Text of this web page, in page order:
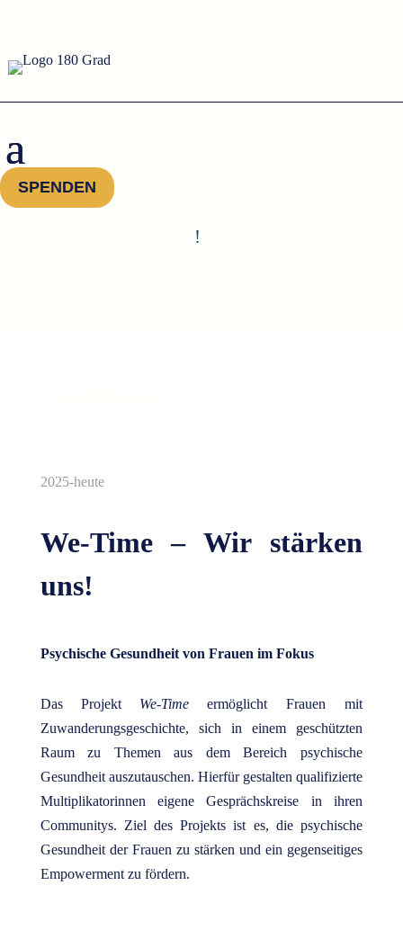
SPENDEN
!
2025-heute
We-Time – Wir stärken
uns!
Psychische Gesundheit von Frauen im Fokus
Das Projekt We-Timeermöglicht Frauen mit
Zuwanderungsgeschichte, sich in einem geschützten
Raum zu Themen aus dem Bereich psychische
Gesundheit auszutauschen. Hierfür gestalten qualifizierte
Multiplikatorinnen eigene Gesprächskreise in ihren
Communitys. Ziel des Projekts ist es, die psychische
Gesundheit der Frauen zu stärken und ein gegenseitiges
Empowerment zu fördern.